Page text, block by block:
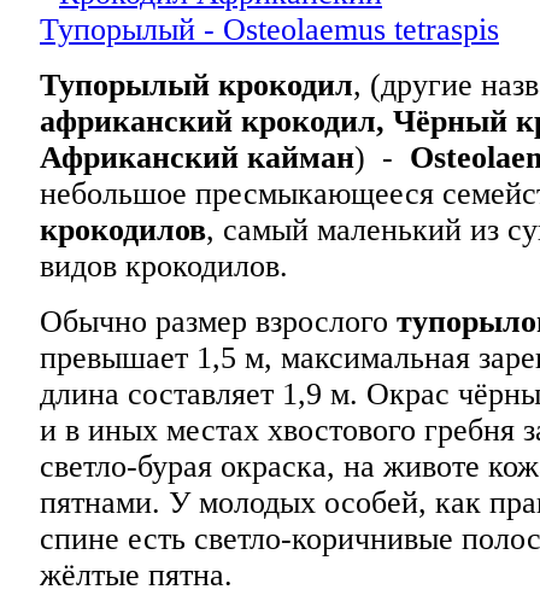
Тупорылый крокодил, (другие
африканский крокодил, Чёрный
Африканский кайман) -
небольшое пресмыкающееся
крокодилов, самый маленький из
видов крокодилов.
Обычно размер взрослого
превышает 1,5 м, максимальная
длина составляет 1,9 м. Окрас
и в иных местах хвостового гребня
светло-бурая окраска, на животе
пятнами. У молодых особей, как
спине есть светло-коричнивые
жёлтые пятна.